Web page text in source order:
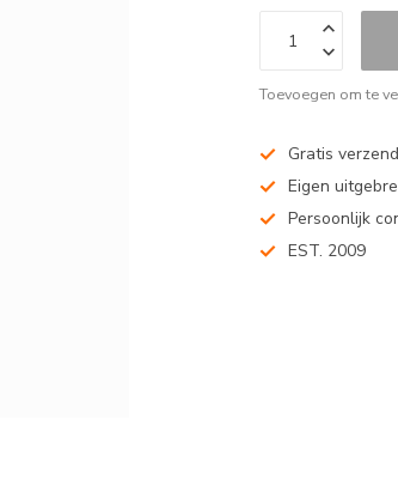
Toevoegen om te
Gratis
Eigen
Persoonlijk
EST. 2009